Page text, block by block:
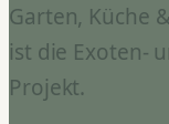
Garten, Küche
ist die Exoten-
Projekt.